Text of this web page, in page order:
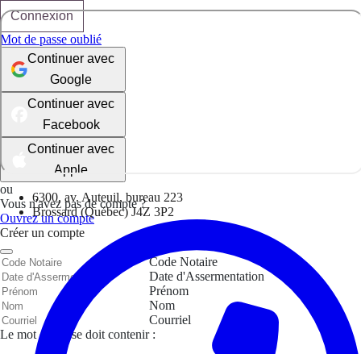
6300, av. Auteuil, bureau 223
Brossard (Québec) J4Z 3P2
Connexion
Mot de passe oublié
Continuer avec
Google
Continuer avec
Facebook
Continuer avec
Apple
ou
Vous n'avez pas de compte ?
Ouvrez un compte
Créer un compte
Code Notaire
Date d'Assermentation
Prénom
Nom
Courriel
Le mot de passe doit contenir :